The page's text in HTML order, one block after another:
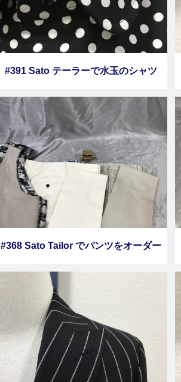
#391 Sato テーラーで水玉のシャツ
をオーダーしました
#368 Sato Tailor でパンツをオーダー
しました その９